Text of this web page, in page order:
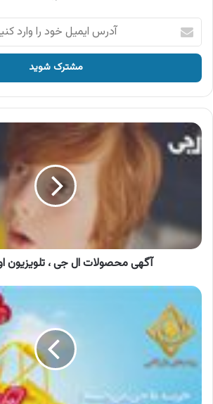
آدرس
ایمیل
خود
وارد
کنید
آگهی
محصولات
ال
ال
جی
آگهی محصولات ال جی ، تلویزیون
آگهی
فروشگاه
افق
کوروش
خرید
تخفیف